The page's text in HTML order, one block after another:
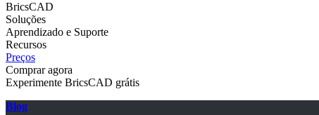
BricsCAD
Soluções
Aprendizado e Suporte
Recursos
Preços
Comprar agora
Experimente BricsCAD grátis
Blog